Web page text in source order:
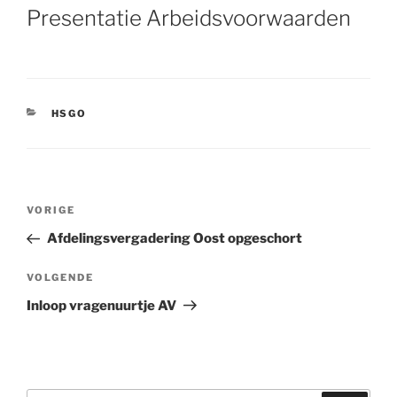
OP
Presentatie Arbeidsvoorwaarden
CATEGORIEËN
HSGO
Bericht
Vorig
bericht
VORIGE
Afdelingsvergadering Oost opgeschort
Volgend
bericht
VOLGENDE
Inloop vragenuurtje AV